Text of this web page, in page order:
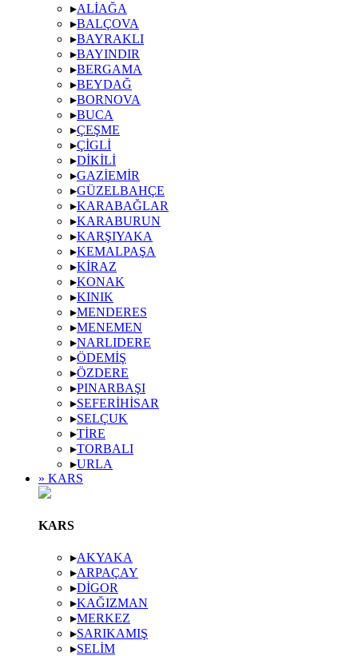
▸ALIAĞA
▸BALÇOVA
▸BAYRAKLI
▸BAYINDIR
▸BERGAMA
▸BEYDAĞ
▸BORNOVA
▸BUCA
▸ÇEŞME
▸ÇIGLI
▸DIKILI
▸GAZIEMIR
▸GÜZELBAHÇE
▸KARABAĞLAR
▸KARABURUN
▸KARŞIYAKA
▸KEMALPAŞA
▸KIRAZ
▸KONAK
▸KINIK
▸MENDERES
▸MENEMEN
▸NARLIDERE
▸ÖDEMIŞ
▸ÖZDERE
▸PINARBAŞI
▸SEFERIHISAR
▸SELÇUK
▸TIRE
▸TORBALI
▸URLA
» KARS
KARS
▸AKYAKA
▸ARPAÇAY
▸DIGOR
▸KAĞIZMAN
▸MERKEZ
▸SARIKAMIŞ
▸SELIM